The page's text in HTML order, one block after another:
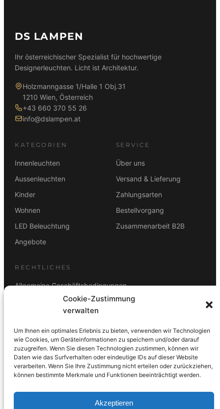
Cookie-Zustimmung
verwalten
Um Ihnen ein optimales Erlebnis zu bieten, verwenden wir Technologien
wie Cookies, um Geräteinformationen zu speichern und/oder darauf
zuzugreifen. Wenn Sie diesen Technologien zustimmen, können wir
Daten wie das Surfverhalten oder eindeutige IDs auf dieser Website
verarbeiten. Wenn Sie Ihre Zustimmung nicht erteilen oder zurückziehen,
können bestimmte Merkmale und Funktionen beeinträchtigt werden.
Akzeptieren
DS LAMPEN
Ihr österreichischer Spezialist für hochwertige
Designerleuchten. Licht ist Architektur.
Holzmanngasse 1/Halle 1 Obj.31
1210 Wien, Österreich
+43 660 370 55 26
info@dslampen.at
KATEGORIEN
Innenleuchten
Aussenleuchten
Kinder
Wohnen
LED Beleuchtung
Angebote
SERVICE
Über uns
Versand & Lieferung
Zahlungsarten
Bestellvorgang
Zusammenarbeit B2B
RECHTLICHES
Allgemeine Geschäftsbedingungen
Rücktrittsbelehrung
ZAHLUNGSARTEN
Vorkasse Visa Mastercard Link PayPal
G-Pay